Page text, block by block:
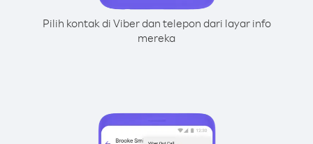
Pilih kontak di Viber dan telepon dari layar info
mereka